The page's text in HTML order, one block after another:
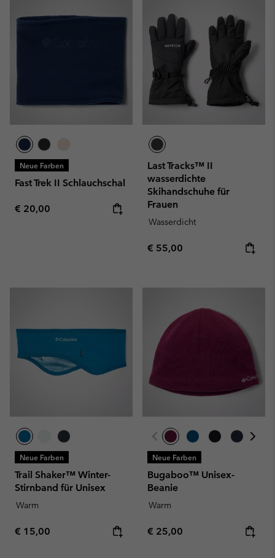
Neue Farben
Fast Trek II Schlauchschal
Regular price:
€ 20,00
Last Tracks™ II
wasserdichte
Skihandschuhe für
Frauen
Wasserdicht
Regular price:
€ 55,00
Neue Farben
Trail Shaker™ Winter-
Stirnband für Unisex
Warm
Regular price:
€ 15,00
Neue Farben
Bugaboo™ Unisex-
Beanie
Warm
Regular price:
€ 25,00